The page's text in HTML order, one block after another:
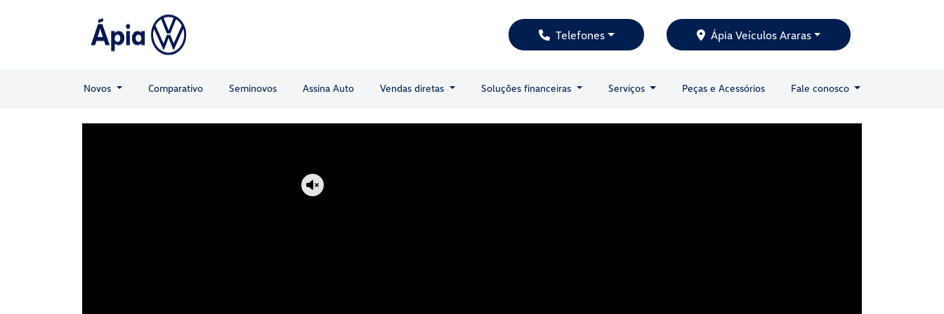
Telefones Ápia Veículos Araras
Novos Comparativo Seminovos Assina Auto Vendas diretas Soluções financeiras Serviços Peças e Acessórios Fale conosco